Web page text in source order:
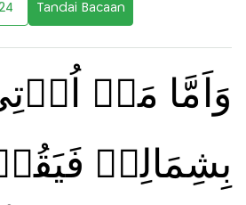
Tandai Bacaan
وَاَمَّا مَنۡ
بِشِمَالِهٖ